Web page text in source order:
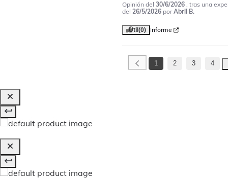
Opinión del 30/6/2026 , tras una
del 26/5/2026 porAbril B.
Útil (0) Informe
1 2 3 4